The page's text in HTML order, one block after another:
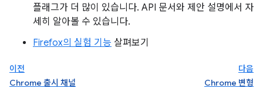
플래그가 더 많이 있습니다. API 문서와 제안 설명에서 자
세히 알아볼 수 있습니다.
Firefox의 실험 기능 살펴보기
이전
Chrome 출시 채널
다음
Chrome 변형